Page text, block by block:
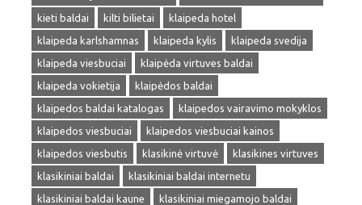
kieti baldai
kilti bilietai
klaipeda hotel
klaipeda karlshamnas
klaipeda kylis
klaipeda svedija
klaipeda viesbuciai
klaipėda virtuves baldai
klaipeda vokietija
klaipėdos baldai
klaipedos baldai katalogas
klaipedos vairavimo mokyklos
klaipedos viesbuciai
klaipedos viesbuciai kainos
klaipedos viesbutis
klasikinė virtuvė
klasikines virtuves
klasikiniai baldai
klasikiniai baldai internetu
klasikiniai baldai kaune
klasikiniai miegamojo baldai